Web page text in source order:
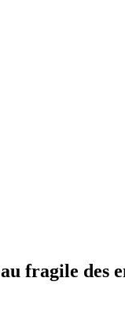
fragile des